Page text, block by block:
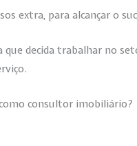
extra, para alcançar o
que decida trabalhar no
consultor